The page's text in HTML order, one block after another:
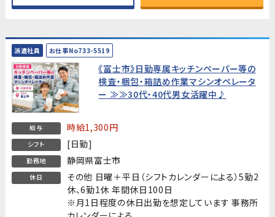
派遣社員 お仕事No733-5519
《富士市》日勤専属キッチンペーパー等の
検査・梱包・箱詰め作業マシンオペレータ
ー ≫≫30代・40代男女活躍中♪
給与 時給1,300円
シフト [日勤]
勤務地 静岡県富士市
休日
その他 日曜＋平日（シフトカレンダーによる）5勤2
休、6勤1休 年間休日100日
※月1日程度の休日出勤を想定しています 事務所